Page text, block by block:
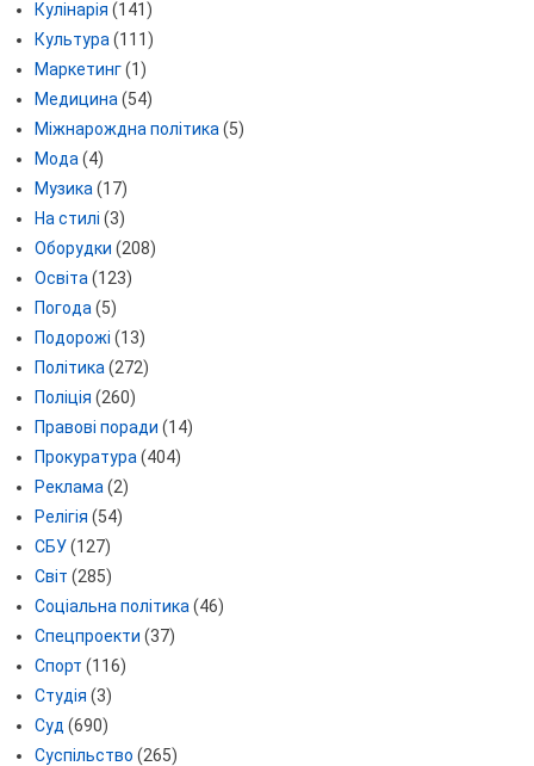
Кулінарія (141)
Культура (111)
Маркетинг(1)
Медицина (54)
Міжнарождна політика (5)
Мода (4)
Музика (17)
На стилі (3)
Оборудки (208)
Освіта (123)
Погода (5)
Подорожі (13)
Політика (272)
Поліція (260)
Правові поради (14)
Прокуратура (404)
Реклама (2)
Релігія (54)
СБУ(127)
Світ (285)
Соціальна політика (46)
Спецпроекти (37)
Спорт (116)
Студія (3)
Суд (690)
Суспільство (265)